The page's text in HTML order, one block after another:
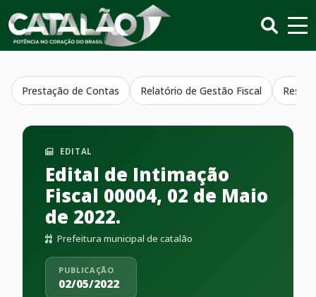
Prestação de Contas Relatório de Gestão Fiscal
EDITAL
Edital de Intimação
Fiscal 00004, 02 de Maio
de 2022.
Prefeitura municipal de catalão
PUBLICAÇÃO
02/05/2022